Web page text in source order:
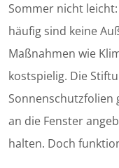
Sommer nicht
häufig sind keine
Maßnahmen wie
kostspielig. Die
Sonnenschutzfolien
an die Fenster
halten. Doch